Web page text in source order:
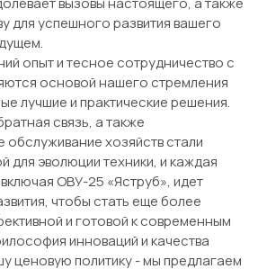
для успешного развития вашего
опыт и тесное сотрудничество с
основой нашего стремления
лучшие и практические решения.
связь, а также
обслуживание хозяйств стали
для эволюции техники, и каждая
ОВУ-25 «Яструб», идет
чтобы стать еще более
и готовой к современным
инноваций и качества
ценовую политику - мы предлагаем